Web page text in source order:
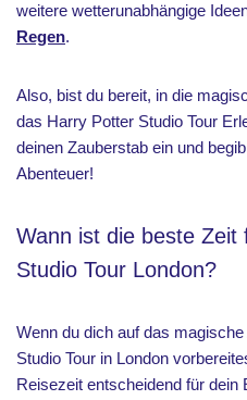
weitere wetterunabhängige
Regen.
Also, bist du bereit, in die
das Harry Potter Studio Tour
deinen Zauberstab ein und
Abenteuer!
Wann ist die beste
Studio Tour London?
Wenn du dich auf das
Studio Tour in London
Reisezeit entscheidend für dein